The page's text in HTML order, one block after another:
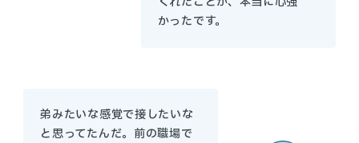
かったです。
弟みたいな感覚で接したいな
と思ってたんだ。前の職場で